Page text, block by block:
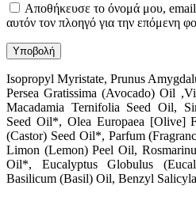
Αποθήκευσε το όνομά μου,
αυτόν τον πλοηγό για την επόμενη
Isopropyl Myristate, Prunus
Persea Gratissima (Avocado) Oil
Macadamia Ternifolia Seed Oil,
Seed Oil*, Olea Europaea [Olive]
(Castor) Seed Oil*, Parfum
Limon (Lemon) Peel Oil,
Oil*, Eucalyptus Globulus
Basilicum (Basil) Oil, Benzyl